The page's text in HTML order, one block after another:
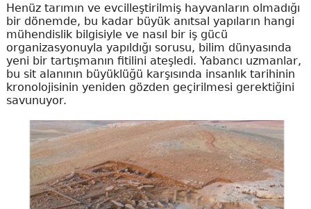
Henüz tarımın ve evcilleştirilmiş hayvanların olmadığı
bir dönemde, bu kadar büyük anıtsal yapıların hangi
mühendislik bilgisiyle ve nasıl bir iş gücü
organizasyonuyla yapıldığı sorusu, bilim dünyasında
yeni bir tartışmanın fitilini ateşledi. Yabancı uzmanlar,
bu sit alanının büyüklüğü karşısında insanlık tarihinin
kronolojisinin yeniden gözden geçirilmesi gerektiğini
savunuyor.